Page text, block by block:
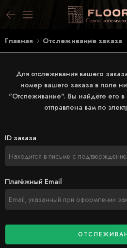
Главная Отслеживание заказа
Для отслеживания вашего
номер вашего заказа в поле
"Отслеживание". Вы найдёте его в
отправлена вам по
ID заказа
Платёжный Email